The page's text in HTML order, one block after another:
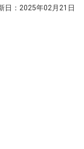
アイテムで、汗っ
日： 2025年02月21日